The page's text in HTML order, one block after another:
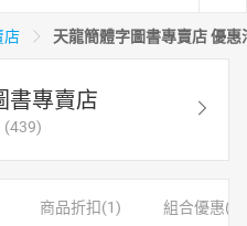
養生保健 民生用品
店 天龍簡體字圖書專賣店 優惠
書專賣店
(439)
商品折扣(1) 組合優惠(1)